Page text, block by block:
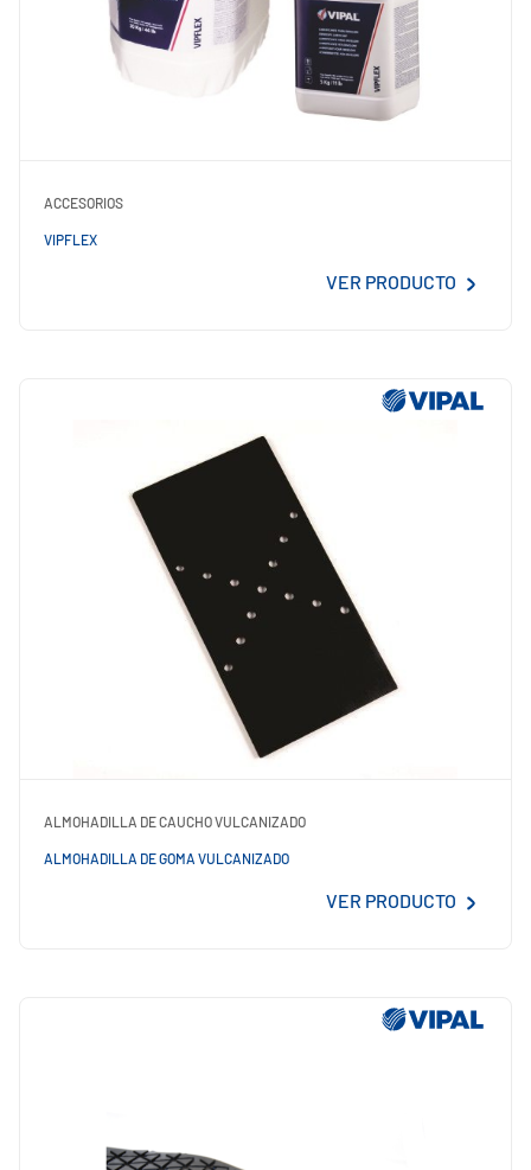
ACCESORIOS
VIPFLEX
VER PRODUCTO
ALMOHADILLA DE CAUCHO VULCANIZADO
ALMOHADILLA DE GOMA VULCANIZADO
VER PRODUCTO